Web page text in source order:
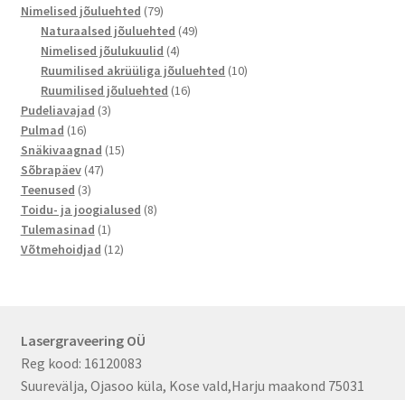
toodet
Nimelised jõuluehted 7979
toodet
Naturaalsed jõuluehted 4949
Nimelised jõulukuulid 44
toodet
Ruumilised akrüüliga jõuluehted 1010
Ruumilised jõuluehted 1616
Pudeliavajad 33
Pulmad 1616
toodet
Snäkivaagnad 1515
Sõbrapäev 4747
Teenused 33
toodet
Toidu- ja joogialused 88
Tulemasinad 11
toode
Võtmehoidjad 1212
Lasergraveering OÜ
Reg kood: 16120083
Suurevälja, Ojasoo küla, Kose vald,Harju maakond 75031